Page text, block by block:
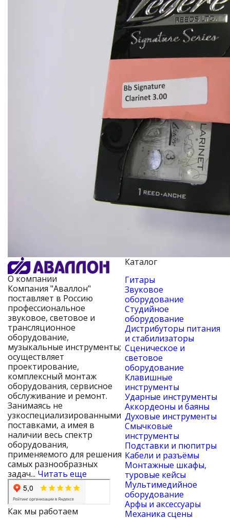
О компании
Компания "Аваллон"
поставляет в Россию
профессиональное
звуковое, световое и
трансляционное
оборудование,
музыкальные инструменты;
осуществляет
проектирование,
комплексный монтаж
оборудования, сервисное
обслуживание и ремонт.
Занимаясь не
узкоспециализированными
поставками, а имея в
наличии весь спектр
оборудования,
применяемого для решения
самых разнообразных
задач... Читать еще
Как мы работаем
Каталог
Гитары
Звуковое
оборудование
Студийное
оборудование
Дистрибуторы питания
и стабилизаторы
Сценическое и
световое
оборудование
Клавишные
инструменты
Ударные инструменты
Аккордеоны и баяны
Духовые инструменты
Смычковые
инструменты
Подставки и пюпитры
Кабели и разъёмы
Монтажные шкафы,
туровые кейсы
Мультимедийное
оборудование
Арфы и аксессуары
Механика сцены